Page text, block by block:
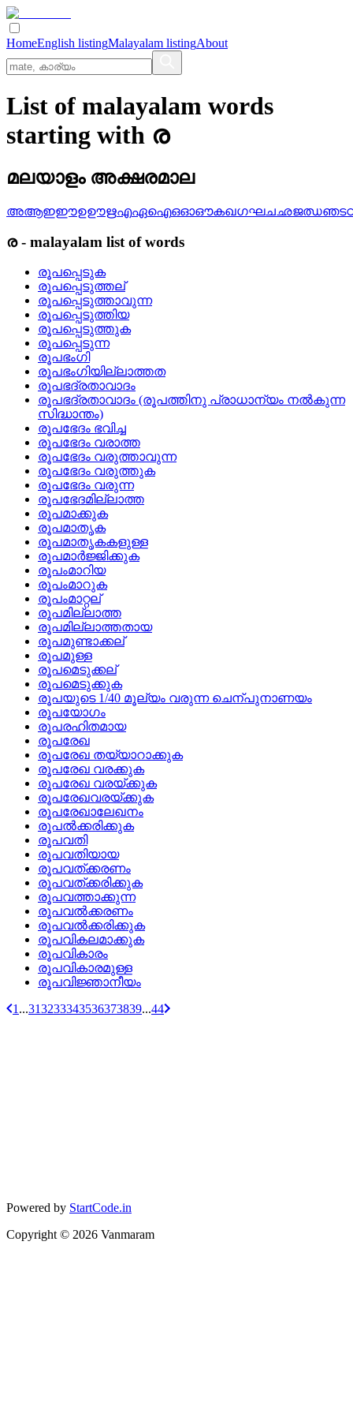
HomeEnglish listingMalayalam listingAbout
List of malayalam words
starting with ര
മലയാളം അക്ഷരമാല
അആഇഈഉഊഋഎഏഐഒഓഔകഖഗഘചഛജഝഞട
ര- malayalam list of words
രൂപപ്പെടുക
രൂപപ്പെടുത്തല്
രൂപപ്പെടുത്താവുന്ന
രൂപപ്പെടുത്തിയ
രൂപപ്പെടുത്തുക
രൂപപ്പെടുന്ന
രൂപഭംഗി
രൂപഭംഗിയില്ലാത്തത
രൂപഭദ്രതാവാദം
രൂപഭദ്രതാവാദം (രൂപത്തിനു പ്രാധാന്യം നല്‍കുന്ന
സിദ്ധാന്തം)
രൂപഭേദം ഭവിച്ച
രൂപഭേദം വരാത്ത
രൂപഭേദം വരുത്താവുന്ന
രൂപഭേദം വരുത്തുക
രൂപഭേദം വരുന്ന
രൂപഭേദമില്ലാത്ത
രൂപമാക്കുക
രൂപമാതൃക
രൂപമാതൃകകളുള്ള
രൂപമാര്‍ജ്ജിക്കുക
രൂപംമാറിയ
രൂപംമാറുക
രൂപംമാറ്റല്
രൂപമില്ലാത്ത
രൂപമില്ലാത്തതായ
രൂപമുണ്ടാക്കല്
രൂപമുള്ള
രൂപമെടുക്കല്
രൂപമെടുക്കുക
രൂപയുടെ 1/40 മൂല്യം വരുന്ന ചെന്പുനാണയം
രൂപയോഗം
രൂപരഹിതമായ
രൂപരേഖ
രൂപരേഖ തയ്യാറാക്കുക
രൂപരേഖ വരക്കുക
രൂപരേഖ വരയ്‌ക്കുക
രൂപരേഖവരയ്‌ക്കുക
രൂപരേഖാലേഖനം
രൂപല്‍ക്കരിക്കുക
രൂപവതി
രൂപവതിയായ
രൂപവത്‌ക്കരണം
രൂപവത്‌ക്കരിക്കുക
രൂപവത്താക്കുന്ന
രൂപവല്‍ക്കരണം
രൂപവല്‍ക്കരിക്കുക
രൂപവികലമാക്കുക
രൂപവികാരം
രൂപവികാരമുള്ള
രൂപവിജ്ഞാനീയം
1 ...313233343536373839...44
Powered by StartCode.in
Copyright © 2026 Vanmaram